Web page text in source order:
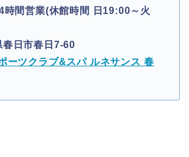
時間営業(休館時間 日19:00～火
春日市春日7-60
ーツクラブ&スパ ルネサンス 春